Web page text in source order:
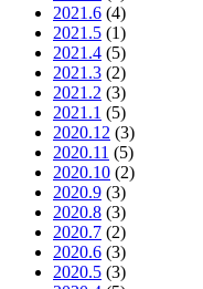
2021.6 (4)
2021.5 (1)
2021.4 (5)
2021.3 (2)
2021.2 (3)
2021.1 (5)
2020.12 (3)
2020.11 (5)
2020.10 (2)
2020.9 (3)
2020.8 (3)
2020.7 (2)
2020.6 (3)
2020.5 (3)